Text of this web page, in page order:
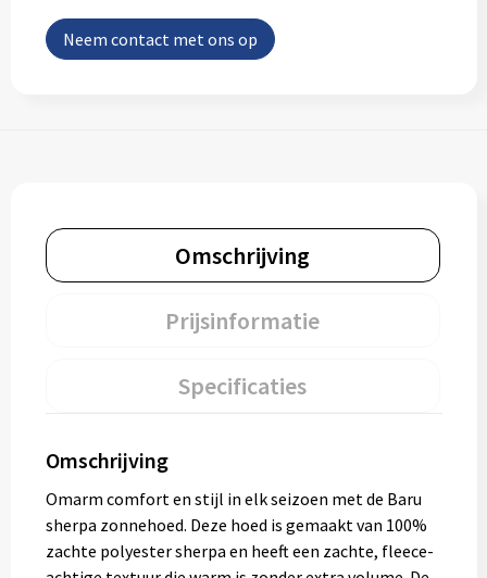
Neem contact met ons op
Omschrijving
Prijsinformatie
Specificaties
Omschrijving
Omarm comfort en stijl in elk seizoen met de Baru
sherpa zonnehoed. Deze hoed is gemaakt van 100%
zachte polyester sherpa en heeft een zachte, fleece-